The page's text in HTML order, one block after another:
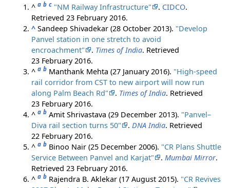
^a b c "NM Railway Infrastructure" . CIDCO.
Retrieved23 February2016.
^ Sandeep Shivadekar (28 October 2013). "Develop
Panvel station in one stretch to avoid
encroachment"
. Times of India. Retrieved
23 February2016.
^a b Manthank Mehta (27 January 2016). "High-speed
rail corridor from CST to new airport will now run
along Palm Beach Rd"
. Times of India. Retrieved
23 February2016.
^a b Amit Shrivastava (29 December 2013). "Panvel–
Diva rail section turns 50"
.DNA India. Retrieved
22 February2016.
^a b Binoo Nair (25 December 2006). "CR Plans Shuttle
Service Between Panvel and Karjat"
.Mumbai Mirror.
Retrieved23 February2016.
^a b Rajendra B. Aklekar (17 August 2015). "CR Revives